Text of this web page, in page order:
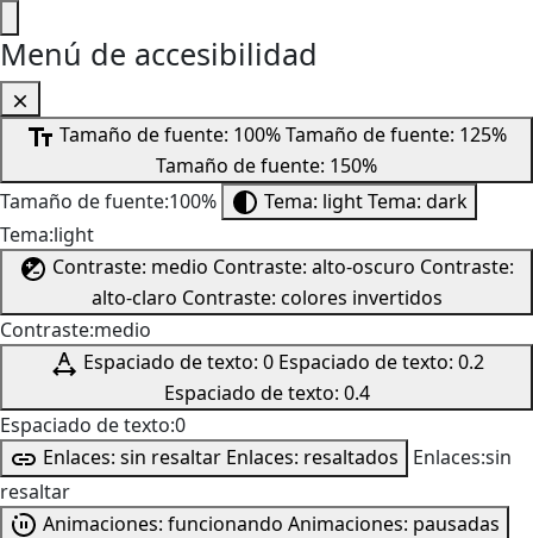
Menú de accesibilidad
Tamaño de fuente: 100%Tamaño de fuente: 125%
Tamaño de fuente: 150%
Tamaño de fuente:100%
Tema: lightTema: dark
Tema:light
Contraste: medio Contraste: alto-oscuro Contraste:
alto-claro Contraste: colores invertidos
Contraste:medio
Espaciado de texto: 0 Espaciado de texto: 0.2
Espaciado de texto: 0.4
Espaciado de texto:0
Enlaces: sin resaltar Enlaces: resaltados
Enlaces:sin
resaltar
Animaciones: funcionando Animaciones: pausadas